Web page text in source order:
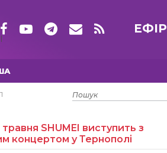
ЕФІР
15 ТРАВНЯ
SHUMEI виступить з
концертом у Тернополі